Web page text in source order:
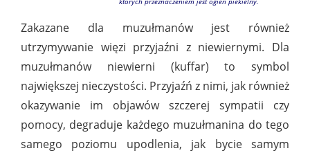
Zakazane dla muzułmanów jest również
utrzymywanie więzi przyjaźni z niewiernymi. Dla
muzułmanów niewierni (kuffar) to symbol
największej nieczystości. Przyjaźń z nimi, jak również
okazywanie im objawów szczerej sympatii czy
pomocy, degraduje każdego muzułmanina do tego
samego poziomu upodlenia, jak bycie samym